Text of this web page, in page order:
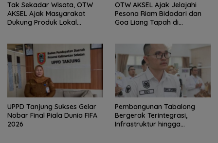
Tak Sekadar Wisata, OTW
AKSEL Ajak Masyarakat
Dukung Produk Lokal
OTW AKSEL Ajak Jelajahi
Pesona Riam Bidadari dan
Goa Liang Tapah di
UPPD Tanjung Sukses Gelar
Nobar Final Piala Dunia FIFA
2026
Pembangunan Tabalong
Bergerak Terintegrasi,
Infrastruktur hingga